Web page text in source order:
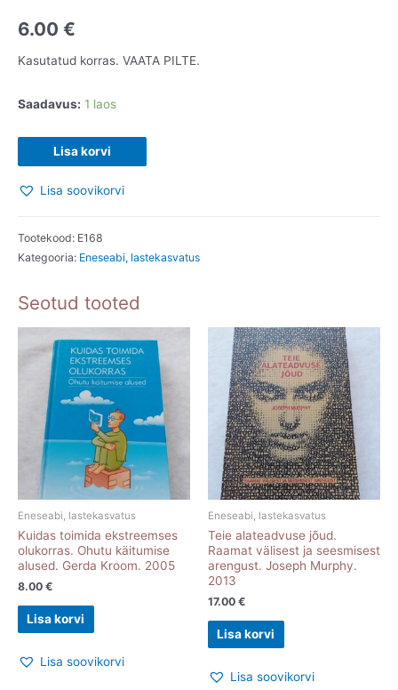
6.00 €
Kasutatud korras. VAATA PILTE.
Saadavus: 1 laos
Avameelselt
abielust.
Martti
Mauri
Rouhunkoski,
Rutanen.
1974
kogus
Lisa korvi
Lisa soovikorvi
Tootekood: E168
Kategooria: Eneseabi, lastekasvatus
Seotud tooted
Eneseabi, lastekasvatus
Kuidas toimida ekstreemses
olukorras. Ohutu käitumise
alused. Gerda Kroom. 2005
8.00 €
Lisa korvi
Lisa soovikorvi
Eneseabi, lastekasvatus
Teie alateadvuse jõud.
Raamat välisest ja seesmisest
arengust. Joseph Murphy.
2013
17.00 €
Lisa korvi
Lisa soovikorvi